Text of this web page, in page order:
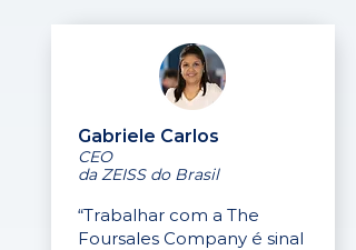
Gabriele Carlos
CEO
da ZEISS do Brasil
“Trabalhar com a The
Foursales Company é sinal